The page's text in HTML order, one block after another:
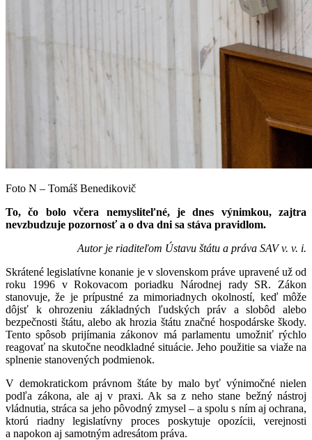
Foto N – Tomáš Benedikovič
To, čo bolo včera nemysliteľné, je dnes výnimkou, zajtra
nevzbudzuje pozornosť a o dva dni sa stáva pravidlom.
Autor je riaditeľom Ústavu štátu a práva SAV v. v. i.
Skrátené legislatívne konanie je v slovenskom práve upravené už od
roku 1996 v Rokovacom poriadku Národnej rady SR. Zákon
stanovuje, že je prípustné za mimoriadnych okolností, keď môže
dôjsť k ohrozeniu základných ľudských práv a slobôd alebo
bezpečnosti štátu, alebo ak hrozia štátu značné hospodárske škody.
Tento spôsob prijímania zákonov má parlamentu umožniť rýchlo
reagovať na skutočne neodkladné situácie. Jeho použitie sa viaže na
splnenie stanovených podmienok.
V demokratickom právnom štáte by malo byť výnimočné nielen
podľa zákona, ale aj v praxi. Ak sa z neho stane bežný nástroj
vládnutia, stráca sa jeho pôvodný zmysel – a spolu s ním aj ochrana,
ktorú riadny legislatívny proces poskytuje opozícii, verejnosti
a napokon aj samotným adresátom práva.